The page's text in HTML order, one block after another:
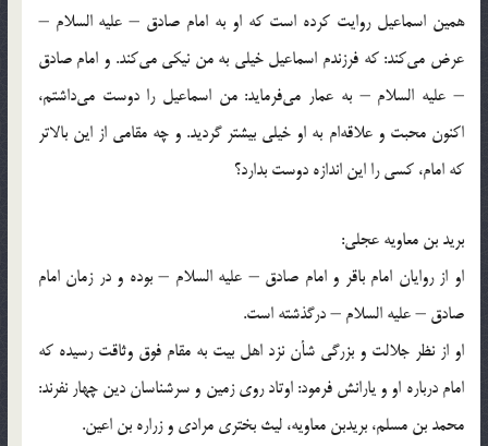
همین اسماعیل روایت كرده است كه او به امام صادق – علیه السلام –
عرض می‌كند: كه فرزندم اسماعیل خیلی به من نیكی می‌كند. و امام صادق
– علیه السلام – به عمار می‌فرماید: من اسماعیل را دوست می‌داشتم،
اكنون محبت و علاقه‌ام به او خیلی بیشتر گردید. و چه مقامی از این بالاتر
كه امام، كسی را این اندازه دوست بدارد؟
برید بن معاویه عجلی:
او از روایان امام باقر و امام صادق – علیه السلام – بوده و در زمان امام
صادق – علیه السلام – درگذشته است.
او از نظر جلالت و بزرگی شأن نزد اهل بیت به مقام فوق وثاقت رسیده كه
امام درباره او و یارانش فرمود: اوتاد روی زمین و سرشناسان دین چهار نفرند:
محمد بن مسلم، بریدبن معاویه، لیث بختری مرادی و زراره بن اعین.